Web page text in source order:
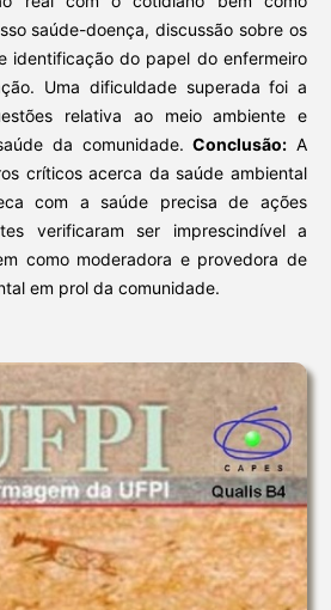
saúde-doença, discussão sobre os
identificação do papel do enfermeiro
Uma dificuldade superada foi a
relativa ao meio ambiente e
da comunidade.Conclusão: A
críticos acerca da saúde ambiental
com a saúde precisa de ações
verificaram ser imprescindível a
como moderadora e provedora de
em prol da comunidade.